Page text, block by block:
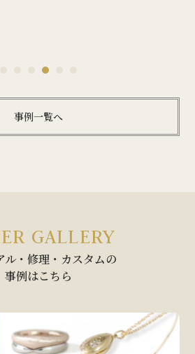
事例一覧へ
GALLERY
ル・修理・カスタムの
事例はこちら